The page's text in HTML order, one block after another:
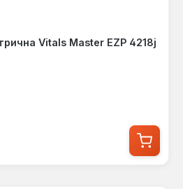
Vitals Master EZP 4218j